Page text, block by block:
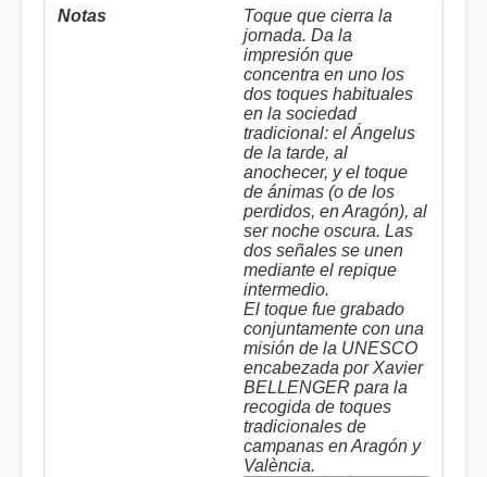
Toque que cierra la
jornada. Da la
impresión que
concentra en uno los
dos toques habituales
en la sociedad
tradicional: el Ángelus
de la tarde, al
anochecer, y el toque
de ánimas (o de los
perdidos, en Aragón), al
ser noche oscura. Las
dos señales se unen
mediante el repique
intermedio.
El toque fue grabado
conjuntamente con una
misión de la UNESCO
encabezada por Xavier
BELLENGER para la
recogida de toques
tradicionales de
campanas en Aragón y
València.